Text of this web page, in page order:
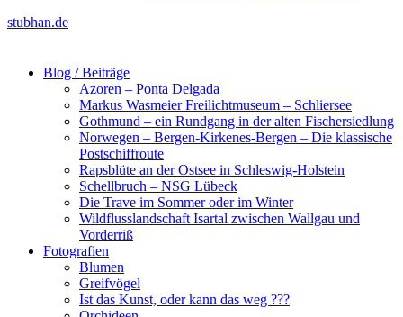
stubhan.de
Blog / Beiträge
Azoren – Ponta Delgada
Markus Wasmeier Freilichtmuseum – Schliersee
Gothmund – ein Rundgang in der alten Fischersiedlung
Norwegen – Bergen-Kirkenes-Bergen – Die klassische
Postschiffroute
Rapsblüte an der Ostsee in Schleswig-Holstein
Schellbruch – NSG Lübeck
Die Trave im Sommer oder im Winter
Wildflusslandschaft Isartal zwischen Wallgau und
Vorderriß
Fotografien
Blumen
Greifvögel
Ist das Kunst, oder kann das weg ???